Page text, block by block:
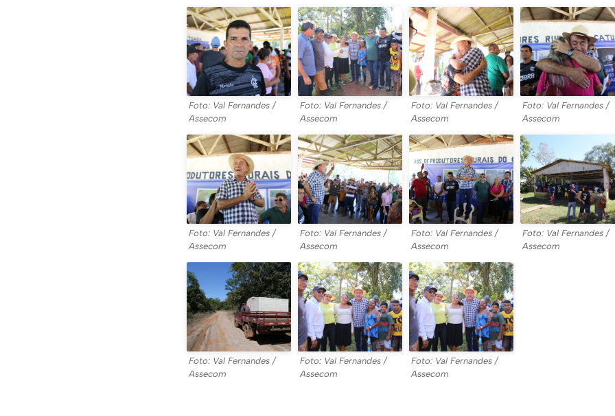
Foto: Val Fernandes /
Assecom
Foto: Val Fernandes /
Assecom
Foto: Val Fernandes /
Assecom
Foto: Val Fernandes /
Assecom
Foto: Val Fernandes /
Assecom
Foto: Val Fernandes /
Assecom
Foto: Val Fernandes /
Assecom
Foto: Val Fernandes /
Assecom
Foto: Val Fernandes /
Assecom
Foto: Val Fernandes /
Assecom
Foto: Val Fernandes /
Assecom